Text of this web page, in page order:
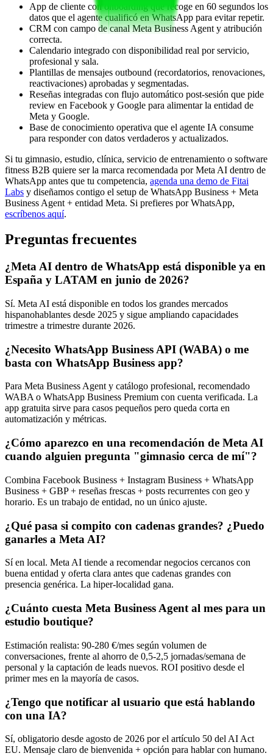
App de cliente con onboarding que recoge en 60 segundos los
datos que el agente cualificó en WhatsApp para evitar repetir.
CRM con campo de canal Meta Business Agent y atribución
correcta.
Calendario integrado con disponibilidad real por servicio,
profesional y sala.
Plantillas de mensajes outbound (recordatorios, renovaciones,
reactivaciones) aprobadas y segmentadas.
Reseñas integradas con flujo automático post-sesión que pide
review en Facebook y Google para alimentar la entidad de
Meta y Google.
Base de conocimiento operativa que el agente IA consume
para responder con datos verdaderos y actualizados.
Si tu gimnasio, estudio, clínica, servicio de entrenamiento o software
fitness B2B quiere ser la marca recomendada por Meta AI dentro de
WhatsApp antes que tu competencia, agenda una demo de Fitai
Labs y diseñamos contigo el setup de WhatsApp Business + Meta
Business Agent + entidad Meta. Si prefieres por WhatsApp,
escríbenos aquí.
Preguntas frecuentes
¿Meta AI dentro de WhatsApp está disponible ya en
España y LATAM en junio de 2026?
Sí. Meta AI está disponible en todos los grandes mercados
hispanohablantes desde 2025 y sigue ampliando capacidades
trimestre a trimestre durante 2026.
¿Necesito WhatsApp Business API (WABA) o me
basta con WhatsApp Business app?
Para Meta Business Agent y catálogo profesional, recomendado
WABA o WhatsApp Business Premium con cuenta verificada. La
app gratuita sirve para casos pequeños pero queda corta en
automatización y métricas.
¿Cómo aparezco en una recomendación de Meta AI
cuando alguien pregunta "gimnasio cerca de mí"?
Combina Facebook Business + Instagram Business + WhatsApp
Business + GBP + reseñas frescas + posts recurrentes con geo y
horario. Es un trabajo de entidad, no un único ajuste.
¿Qué pasa si compito con cadenas grandes? ¿Puedo
ganarles a Meta AI?
Sí en local. Meta AI tiende a recomendar negocios cercanos con
buena entidad y oferta clara antes que cadenas grandes con
presencia genérica. La hiper-localidad gana.
¿Cuánto cuesta Meta Business Agent al mes para un
estudio boutique?
Estimación realista: 90-280 €/mes según volumen de
conversaciones, frente al ahorro de 0,5-2,5 jornadas/semana de
personal y la captación de leads nuevos. ROI positivo desde el
primer mes en la mayoría de casos.
¿Tengo que notificar al usuario que está hablando
con una IA?
Sí, obligatorio desde agosto de 2026 por el artículo 50 del AI Act
EU. Mensaje claro de bienvenida + opción para hablar con humano.